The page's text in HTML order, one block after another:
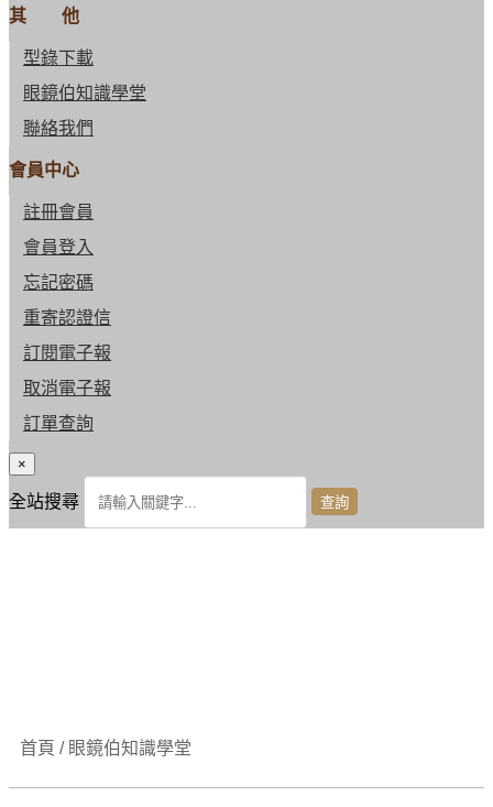
其 他
型錄下載
眼鏡伯知識學堂
聯絡我們
會員中心
註冊會員
會員登入
忘記密碼
重寄認證信
訂閱電子報
取消電子報
訂單查詢
×
全站搜尋
首頁 / 眼鏡伯知識學堂